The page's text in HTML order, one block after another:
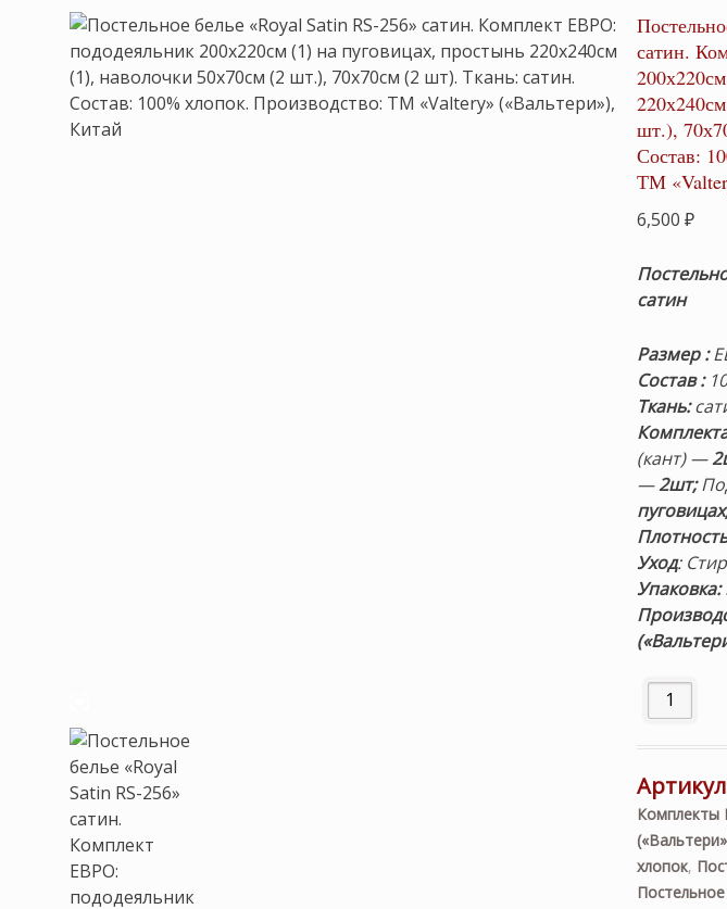
сатин.
шт.),
Состав:
ТМ
6,500 ₽
сатин
Размер:
Состав:
Ткань:
(кант) —
—2шт;
Плотность
Уход:
Упаковка:
Комплекты
хлопок,